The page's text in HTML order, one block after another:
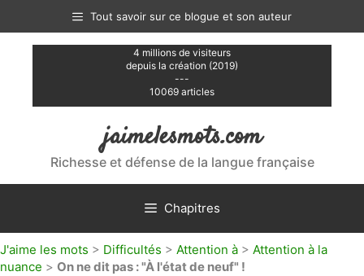
contenu
Tout savoir sur ce blogue et son auteur
4 millions de visiteurs
depuis la création (2019)
---
10069 articles
jaimelesmots.com
Richesse et défense de la langue française
Chapitres
J'aime les mots > Difficultés > Attention à > Attention à la
nuance > On ne dit pas : "À l'état de neuf" !